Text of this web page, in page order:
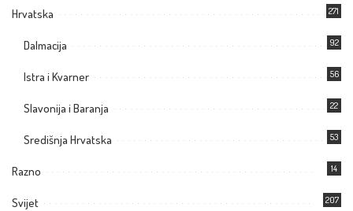
Hrvatska 271
Dalmacija 92
Istra i Kvarner 56
Slavonija i Baranja 22
Središnja Hrvatska 53
Razno 14
Svijet 207